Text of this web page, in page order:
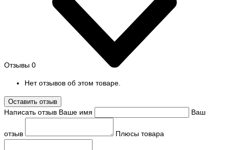
Отзывы 0
Нет отзывов об этом товаре.
Оставить отзыв
Написать отзыв Ваше имя Ваш
отзыв Плюсы товара